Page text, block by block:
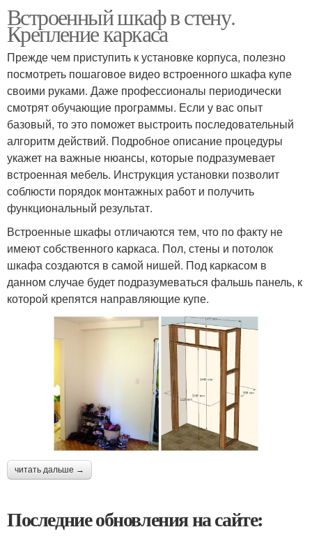
Встроенный шкаф в стену.
Крепление каркаса
Прежде чем приступить к установке корпуса, полезно
посмотреть пошаговое видео встроенного шкафа купе
своими руками. Даже профессионалы периодически
смотрят обучающие программы. Если у вас опыт
базовый, то это поможет выстроить последовательный
алгоритм действий. Подробное описание процедуры
укажет на важные нюансы, которые подразумевает
встроенная мебель. Инструкция установки позволит
соблюсти порядок монтажных работ и получить
функциональный результат.
Встроенные шкафы отличаются тем, что по факту не
имеют собственного каркаса. Пол, стены и потолок
шкафа создаются в самой нишей. Под каркасом в
данном случае будет подразумеваться фальшь панель, к
которой крепятся направляющие купе.
читать дальше →
Последние обновления на сайте: